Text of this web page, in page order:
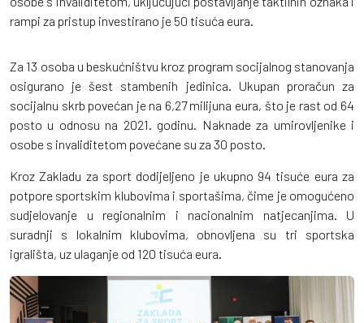
rampi za pristup investirano je 50 tisuća eura.
Za 13 osoba u beskućništvu kroz program socijalnog stanovanja
osigurano je šest stambenih jedinica. Ukupan proračun za
socijalnu skrb povećan je na 6,27 milijuna eura, što je rast od 64
posto u odnosu na 2021. godinu. Naknade za umirovljenike i
osobe s invaliditetom povećane su za 30 posto.
Kroz Zakladu za sport dodijeljeno je ukupno 94 tisuće eura za
potpore sportskim klubovima i sportašima, čime je omogućeno
sudjelovanje u regionalnim i nacionalnim natjecanjima. U
suradnji s lokalnim klubovima, obnovljena su tri sportska
igrališta, uz ulaganje od 120 tisuća eura.